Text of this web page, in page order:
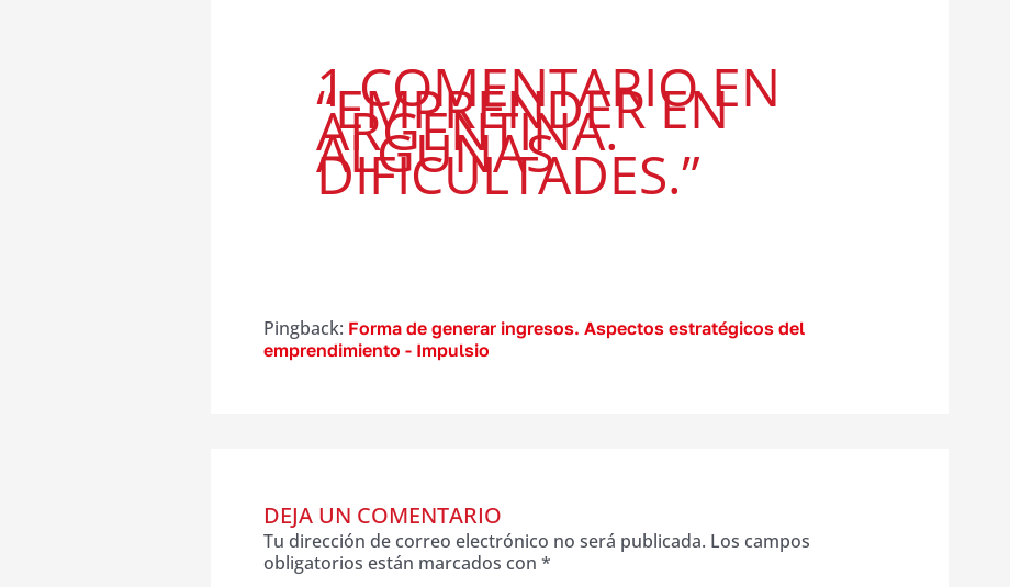
1 COMENTARIO EN
“EMPRENDER EN
ARGENTINA.
ALGUNAS
DIFICULTADES.”
Pingback: Forma de generar ingresos. Aspectos estratégicos del
emprendimiento - Impulsio
DEJA UN COMENTARIO
Tu dirección de correo electrónico no será publicada. Los campos
obligatorios están marcados con *